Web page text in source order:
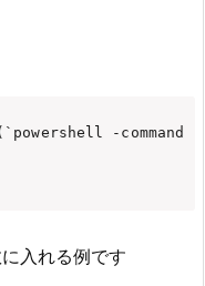
(`powershell -
入れる例です